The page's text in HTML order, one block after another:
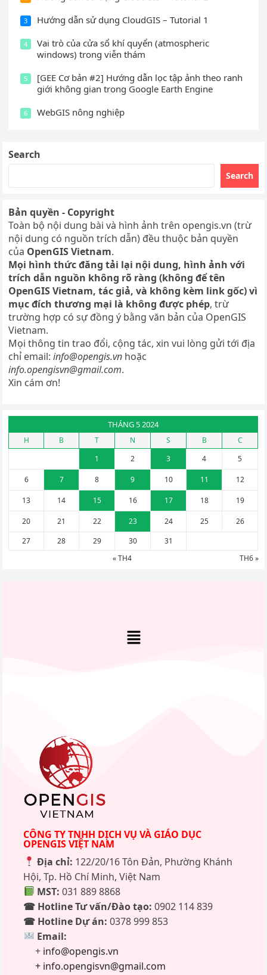
3 Hướng dẫn sử dụng CloudGIS – Tutorial 1
4
Vai trò của cửa sổ khí quyển (atmospheric
windows) trong viễn thám
5
[GEE Cơ bản #2] Hướng dẫn lọc tập ảnh theo ranh
giới không gian trong Google Earth Engine
6 WebGIS nông nghiệp
Search
Search
Bản quyền - Copyright
Toàn bộ nội dung bài và hình ảnh trên opengis.vn (trừ
nội dung có nguồn trích dẫn) đều thuộc bản quyền
của OpenGIS Vietnam.
Mọi hình thức đăng tải lại nội dung, hình ảnh với
trích dẫn nguồn không rõ ràng (không để tên
OpenGIS Vietnam, tác giả, và không kèm link gốc) vì
mục đích thương mại là không được phép, trừ
trường hợp có sự đồng ý bằng văn bản của OpenGIS
Vietnam.
Mọi thông tin trao đổi, cộng tác, xin vui lòng gửi tới địa
chỉ email:info@opengis.vn hoặc
info.opengisvn@gmail.com.
Xin cám ơn!
THÁNG 5 2024
H B T N S B
C
1
2 3 4 5
6 7 8 9 10 11 12
13 14 15 16 17 18 19
20 21 22 23 24 25
26
27
28 29 30
31
« TH4
TH6 »
CÔNG TY TNHH DỊCH VỤ VÀ GIÁO DỤC
OPENGIS VIỆT NAM
Địa chỉ: 122/20/16 Tôn Đản, Phường Khánh
Hội, Tp. Hồ Chí Minh, Việt Nam
MST: 031 889 8868
☎ Hotline Tư vấn/Đào tạo: 0902 114 839
☎ Hotline Dự án: 0378 999 853
Email:
+ info@opengis.vn
+ info.opengisvn@gmail.com